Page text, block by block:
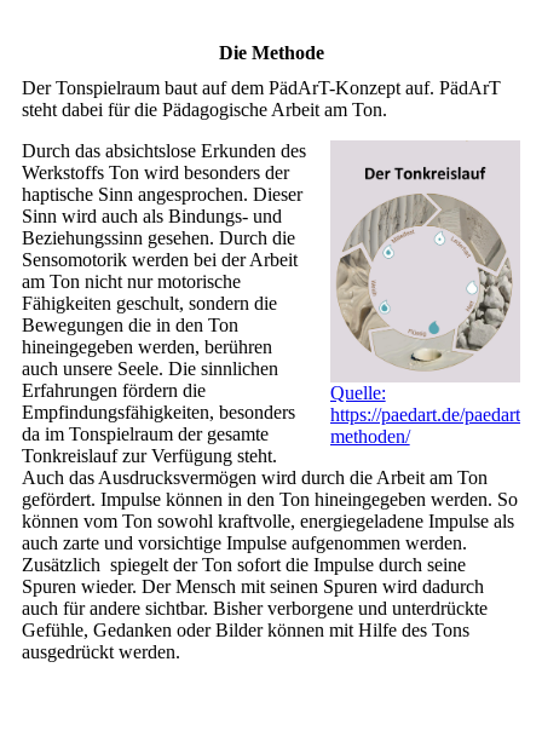
Die Methode
Der Tonspielraum baut auf dem PädArT-Konzept auf. PädArT
steht dabei für die Pädagogische Arbeit am Ton.
Quelle:
https://paedart.de/paedart/
methoden/
Durch das absichtslose Erkunden des
Werkstoffs Ton wird besonders der
haptische Sinn angesprochen. Dieser
Sinn wird auch als Bindungs- und
Beziehungssinn gesehen. Durch die
Sensomotorik werden bei der Arbeit
am Ton nicht nur motorische
Fähigkeiten geschult, sondern die
Bewegungen die in den Ton
hineingegeben werden, berühren
auch unsere Seele. Die sinnlichen
Erfahrungen fördern die
Empfindungsfähigkeiten, besonders
da im Tonspielraum der gesamte
Tonkreislauf zur Verfügung steht.
Auch das Ausdrucksvermögen wird durch die Arbeit am Ton
gefördert. Impulse können in den Ton hineingegeben werden. So
können vom Ton sowohl kraftvolle, energiegeladene Impulse als
auch zarte und vorsichtige Impulse aufgenommen werden.
Zusätzlich spiegelt der Ton sofort die Impulse durch seine
Spuren wieder. Der Mensch mit seinen Spuren wird dadurch
auch für andere sichtbar. Bisher verborgene und unterdrückte
Gefühle, Gedanken oder Bilder können mit Hilfe des Tons
ausgedrückt werden.